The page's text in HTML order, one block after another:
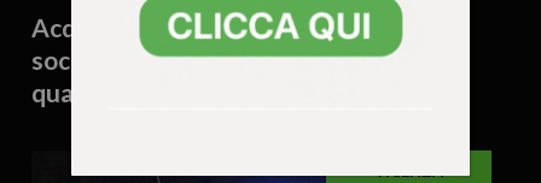
Acqua contaminata, escursionista
soccorso dopo una notte in bivacco:
quattro interventi in montagna